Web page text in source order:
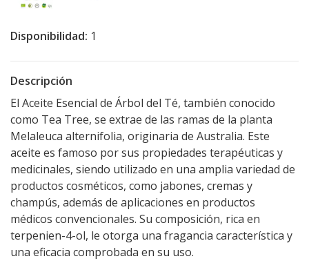
Disponibilidad: 1
Descripción
El Aceite Esencial de Árbol del Té, también conocido
como Tea Tree, se extrae de las ramas de la planta
Melaleuca alternifolia, originaria de Australia. Este
aceite es famoso por sus propiedades terapéuticas y
medicinales, siendo utilizado en una amplia variedad de
productos cosméticos, como jabones, cremas y
champús, además de aplicaciones en productos
médicos convencionales. Su composición, rica en
terpenien-4-ol, le otorga una fragancia característica y
una eficacia comprobada en su uso.